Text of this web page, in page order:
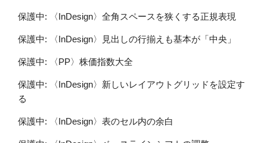
保護中: 〈InDesign〉全角スペースを狭くする正規表現
保護中: 〈InDesign〉見出しの行揃えも基本が「中央」
保護中: 〈PP〉株価指数大全
保護中: 〈InDesign〉新しいレイアウトグリッドを設定す
る
保護中: 〈InDesign〉表のセル内の余白